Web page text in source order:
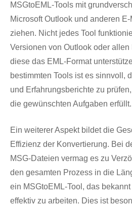
MSGtoEML-Tools mit
Microsoft Outlook und anderen
ziehen. Nicht jedes Tool
Versionen von Outlook oder
diese das EML-Format
bestimmten Tools ist es sinnvoll,
und Erfahrungsberichte zu
die gewünschten Aufgaben erfüllt.
Ein weiterer Aspekt bildet die
Effizienz der Konvertierung. Bei
MSG-Dateien vermag es zu
den gesamten Prozess in die
ein MSGtoEML-Tool, das
effektiv zu arbeiten. Dies ist